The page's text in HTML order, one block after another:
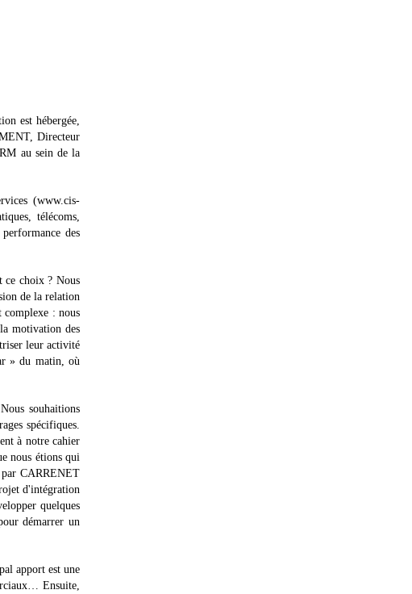
est hébergée,
Directeur
au sein de la
(www.cis-
télécoms,
des
ce choix ? Nous
de la relation
: nous
motivation des
leur activité
» du matin, où
souhaitions
spécifiques.
à notre cahier
nous étions qui
CARRENET
d'intégration
quelques
démarrer un
apport est une
Ensuite,